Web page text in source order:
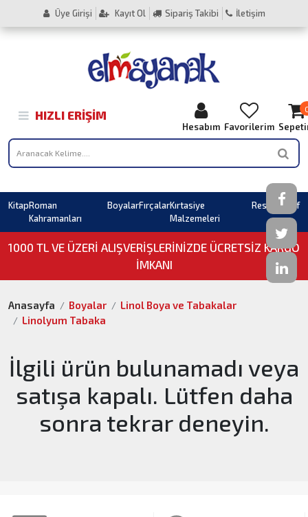
Üye Girişi Kayıt Ol Sipariş Takibi İletişim
HIZLI ERIŞIM
Hesabım Favorilerim
KitapRoman
Kahramanları
BoyalarFırçalarKırtasiye
Malzemeleri
Resim Sahaf
1000 TL VE ÜZERI ALIŞVERIŞLERINIZDE ÜCRETSİZ KARGO
İMKANI
Anasayfa Boyalar
Linol Boya ve Tabakalar
Linolyum Tabaka
İlgili ürün bulunamadı veya
satışa kapalı. Lütfen daha
sonra tekrar deneyin.